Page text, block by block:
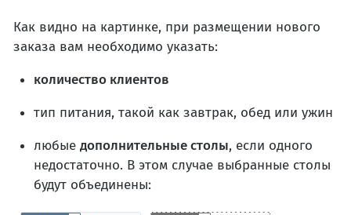
Как видно на картинке, при размещении нового
заказа вам необходимо указать:
количество клиентов
тип питания, такой как завтрак, обед или ужин
любые дополнительные столы, если одного
недостаточно. В этом случае выбранные столы
будут объединены: